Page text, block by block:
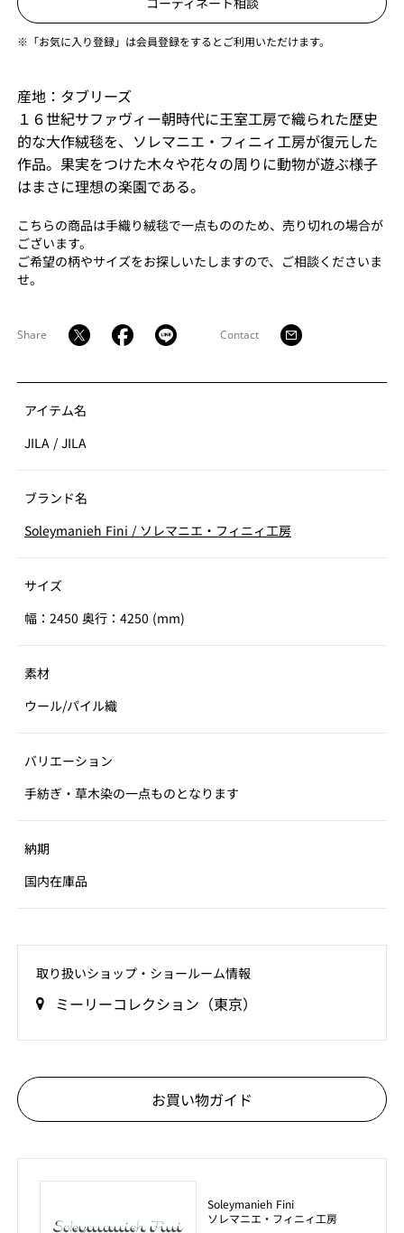
※「お気に入り登録」は会員登録をするとご利用いただけます。
産地：タブリーズ
１６世紀サファヴィー朝時代に王室工房で織られた歴史
的な大作絨毯を、ソレマニエ・フィニィ工房が復元した
作品。果実をつけた木々や花々の周りに動物が遊ぶ様子
はまさに理想の楽園である。
こちらの商品は手織り絨毯で一点もののため、売り切れの場合が
ございます。
ご希望の柄やサイズをお探しいたしますので、ご相談くださいま
せ。
Share Contact
アイテム名
JILA / JILA
ブランド名
Soleymanieh Fini / ソレマニエ・フィニィ工房
サイズ
幅：2450 奥行：4250 (mm)
素材
ウール/パイル織
バリエーション
手紡ぎ・草木染の一点ものとなります
納期
国内在庫品
取り扱いショップ‧ショールーム情報
ミーリーコレクション（東京）
お買い物ガイド
Soleymanieh Fini
ソレマニエ・フィニィ工房